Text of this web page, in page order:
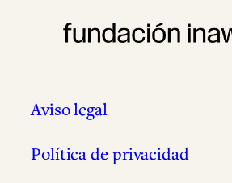
Aviso legal
Política de privacidad